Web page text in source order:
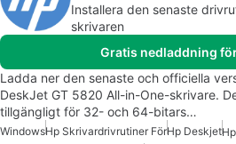
Installera den senaste
skrivaren
Gratis nedladdning
Ladda ner den senaste och officiella
DeskJet GT 5820 All-in-One-skrivare.
tillgängligt för 32- och 64-bitars…
WindowsHp Skrivardrivrutiner FörHp Deskjet